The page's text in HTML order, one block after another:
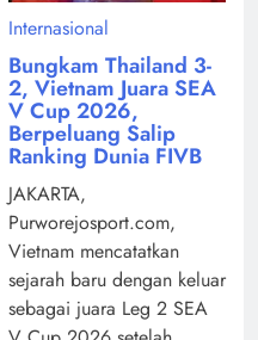
Internasional
Bungkam Thailand 3-
2, Vietnam Juara SEA
V Cup 2026,
Berpeluang Salip
Ranking Dunia FIVB
JAKARTA,
Purworejosport.com,
Vietnam mencatatkan
sejarah baru dengan keluar
sebagai juara Leg 2 SEA